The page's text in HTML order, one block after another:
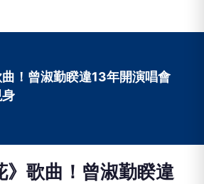
曲！曾淑勤睽違13年開演唱會
》歌曲！曾淑勤睽違